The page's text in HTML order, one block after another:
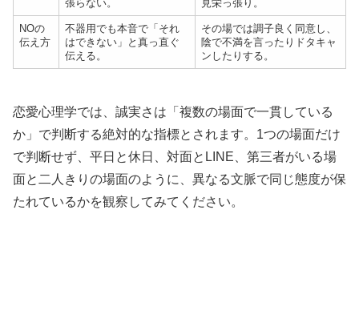
張らない。
見栄っ張り。
NOの
伝え方
不器用でも本音で「それ
はできない」と真っ直ぐ
伝える。
その場では調子良く同意し、
陰で不満を言ったりドタキャ
ンしたりする。
恋愛心理学では、誠実さは「複数の場面で一貫している
か」で判断する絶対的な指標とされます。1つの場面だけ
で判断せず、平日と休日、対面とLINE、第三者がいる場
面と二人きりの場面のように、異なる文脈で同じ態度が保
たれているかを観察してみてください。